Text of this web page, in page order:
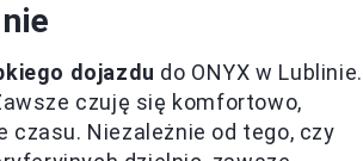
dojazdu do ONYX w Lublinie.
czuję się komfortowo,
czasu. Niezależnie od tego, czy